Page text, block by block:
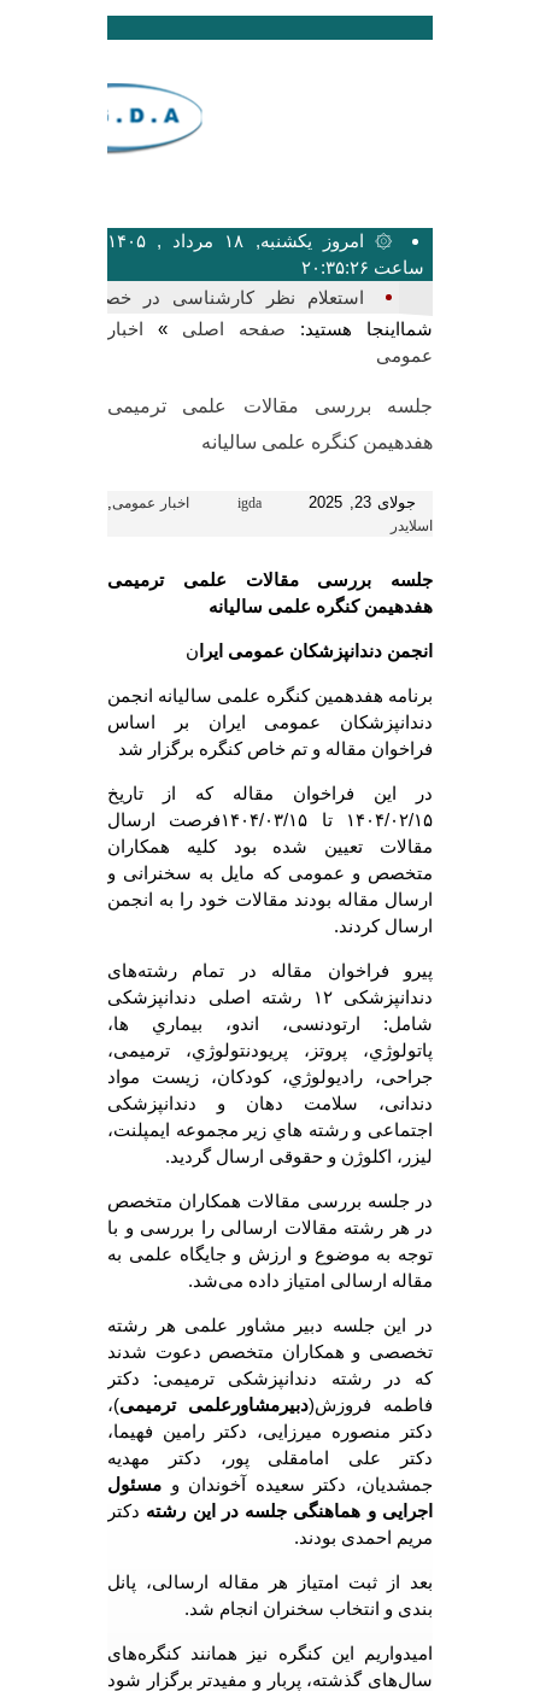
۞ امروز یکشنبه, ۱۸ مرداد , ۱۴۰۵
ساعت ۲۰:۳۵:۲۶
بیشتر_
شمااینجا هستید: صفحه اصلی »
اخبار
عمومی
جلسه بررسی مقالات علمی ترمیمی
هفدهیمن کنگره علمی سالیانه
جولای 23, 2025 igda اخبار عمومی,
اسلایدر
جلسه بررسی مقالات علمی ترمیمی
هفدهیمن کنگره علمی سالیانه
انجمن دندانپزشکان عمومی ایرا ن
برنامه هفدهمین کنگره علمی سالیانه انجمن
دندانپزشکان عمومی ایران بر اساس
فراخوان مقاله و تم خاص کنگره برگزار شد
در این فراخوان مقاله که از تاریخ
۱۴۰۴/۰۲/۱۵ تا ۱۴۰۴/۰۳/۱۵فرصت ارسال
مقالات تعیین شده بود کلیه همکاران
متخصص و عمومی که مایل به سخنرانی و
ارسال مقاله بودند مقالات خود را به انجمن
ارسال کردند.
پیرو فراخوان مقاله در تمام رشته‌های
دندانپزشکی ۱۲ رشته اصلی دندانپزشکی
شامل: ارتودنسی، اندو، بیماري ها،
پاتولوژي، پروتز، پریودنتولوژي، ترمیمی،
جراحی، رادیولوژي، کودکان، زیست مواد
دندانی، سلامت دهان و دندانپزشکی
اجتماعی و رشته هاي زیر مجموعه ایمپلنت،
لیزر، اکلوژن و حقوقی ارسال گردید.
در جلسه بررسی مقالات همکاران متخصص
در هر رشته مقالات ارسالی را بررسی و با
توجه به موضوع و ارزش و جایگاه علمی به
مقاله ارسالی امتیاز داده می‌شد.
در این جلسه دبیر مشاور علمی هر رشته
تخصصی و همکاران متخصص دعوت شدند
که در رشته دندانپزشکی ترمیمی: دکتر
فاطمه فروزش(دبیرمشاورعلمی ترمیمی)،
دکتر منصوره میرزایی، دکتر رامین فهیما،
دکتر علی امامقلی پور، دکتر مهدیه
جمشدیان، دکتر سعیده آخوندان و مسئول
اجرایی و هماهنگی جلسه در این رشته دکتر
مریم احمدی بودند.
بعد از ثبت امتیاز هر مقاله ارسالی، پانل
بندی و انتخاب سخنران انجام شد.
امیدواریم این کنگره نیز همانند کنگره‌های
سال‌های گذشته، پربار و مفیدتر برگزار شود